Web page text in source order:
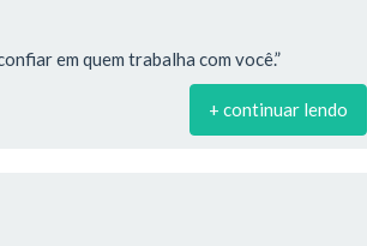
em quem trabalha com você.”
+ continuar lendo